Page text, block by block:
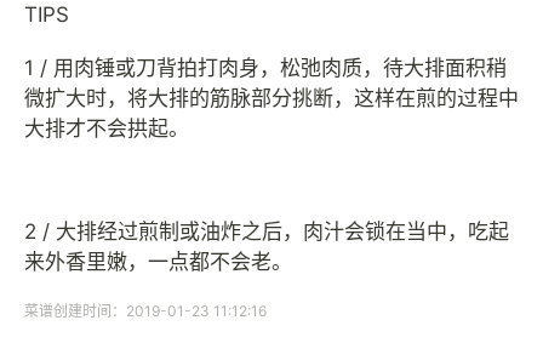
TIPS
1 / 用肉锤或刀背拍打肉身，松弛肉质，待大排面积稍
微扩大时，将大排的筋脉部分挑断，这样在煎的过程中
大排才不会拱起。
2 / 大排经过煎制或油炸之后，肉汁会锁在当中，吃起
来外香里嫩，一点都不会老。
菜谱创建时间：2019-01-23 11:12:16